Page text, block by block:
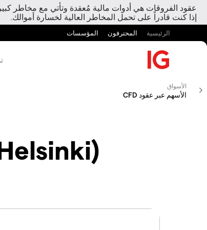
عقود الفروقات هي أدوات مالية مُعقدة وتأتي مع مخاطر
إذا كنت قادراً على تحمل المخاطر العالية لخسارة أموالك.
الرئيسية المحترفون المؤسسات
الأسواق
الأسهم عبر عقود CFD